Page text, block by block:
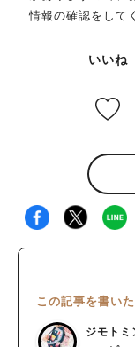
情報の確認をして
いいね
この記事を書い
ジモトミ